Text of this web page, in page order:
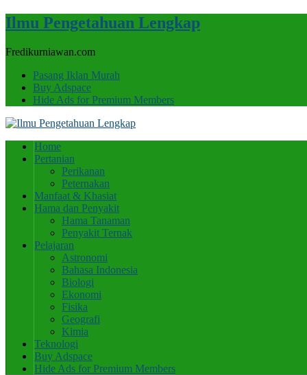
Ilmu Pengetahuan Lengkap
Fredikurniawan.com
Pasang Iklan Murah
Buy Adspace
Hide Ads for Premium Members
Home
Pertanian
Perikanan
Peternakan
Manfaat & Khasiat
Hama dan Penyakit
Hama Tanaman
Penyakit Ternak
Pelajaran
Astronomi
Bahasa Indonesia
Biologi
Ekonomi
Fisika
Geografi
Kimia
Teknologi
Buy Adspace
Hide Ads for Premium Members